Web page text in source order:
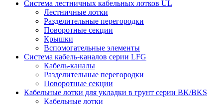
Система лестничных кабельных лотков UL
Лестничные лотки
Разделительные перегородки
Поворотные секции
Крышки
Вспомогательные элементы
Система кабель-каналов серии LFG
Кабель-каналы
Разделительные перегородки
Поворотные секции
Кабельные лотки для укладки в грунт серии BK/BKS
Кабельные лотки